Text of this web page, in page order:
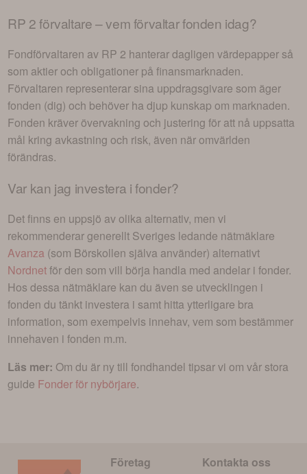
RP 2förvaltare – vem förvaltar fonden idag?
Fondförvaltaren av RP 2 hanterar dagligen värdepapper så
som aktier och obligationer på finansmarknaden.
Förvaltaren representerar sina uppdragsgivare som äger
fonden (dig) och behöver ha djup kunskap om marknaden.
Fonden kräver övervakning och justering för att nå uppsatta
mål kring avkastning och risk, även när omvärlden
förändras.
Var kan jag investera ifonder?
Det finns en uppsjö av olika alternativ, men vi
rekommenderar generellt Sveriges ledande nätmäklare
Avanza (som Börskollen själva använder) alternativt
Nordnetför den som vill börja handla med andelar ifonder.
Hos dessa nätmäklare kan du även se utvecklingen i
fonden du tänkt investera i samt hitta ytterligare bra
information, som exempelvis innehav, vem som bestämmer
innehaven i fonden m.m.
Läs mer: Om du är ny till fondhandel tipsar vi om vår stora
guide Fonder för nybörjare.
Företag Kontakta oss